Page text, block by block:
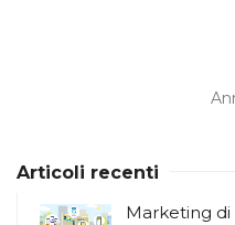
Articoli recenti
Marketing di